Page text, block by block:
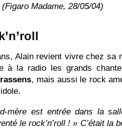
(Figaro Madame, 28/05/04)
Alain revient vivre chez sa
à la radio les grands
, mais aussi le rock
mère est entrée dans la
le rock’n’roll ! » C’était la